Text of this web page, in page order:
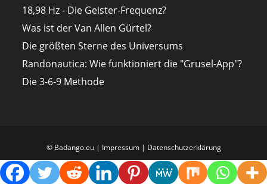
18,98 Hz - Die Geister-Frequenz?
Was ist der Van Allen Gürtel?
Die größten Sterne des Universums
Randonautica: Wie funktioniert die "Grusel-App"?
Die 3-6-9 Methode
© Badango.eu | Impressum| Datenschutzerklärung